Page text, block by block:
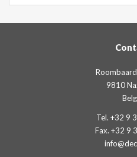
9810
Tel. +32 9
Fax. +32 9